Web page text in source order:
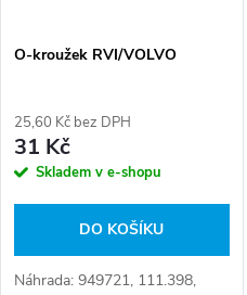
O-kroužek RVI/VOLVO
25,60 Kč bez DPH
31 Kč
Skladem v e-shopu
DO KOŠÍKU
Náhrada: 949721, 111.398,